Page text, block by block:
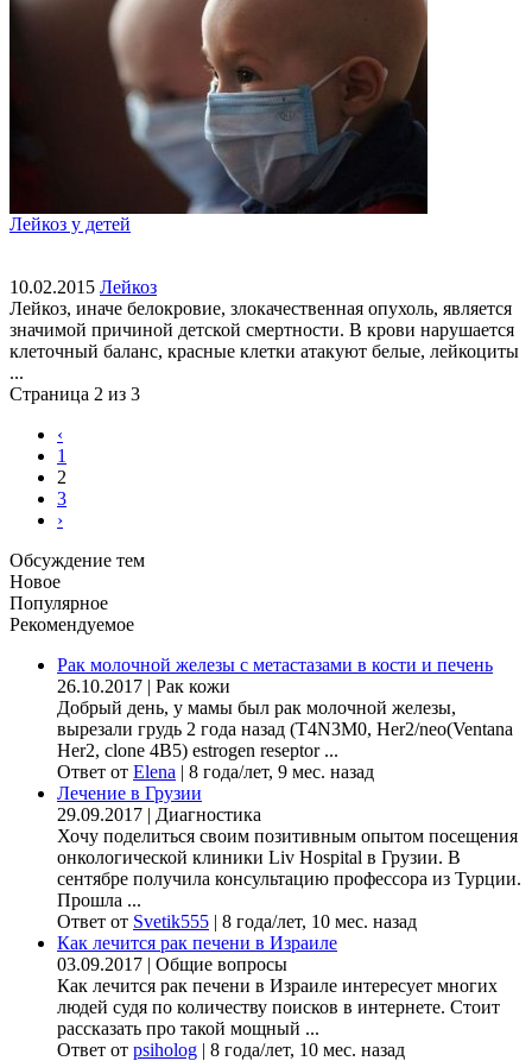
Лейкоз у детей
10.02.2015 Лейкоз
Лейкоз, иначе белокровие, злокачественная опухоль, является
значимой причиной детской смертности. В крови нарушается
клеточный баланс, красные клетки атакуют белые, лейкоциты
...
Страница 2 из 3
‹
1
2
3
›
Обсуждение тем
Новое
Популярное
Рекомендуемое
Рак молочной железы с метастазами в кости и печень
26.10.2017 | Рак кожи
Добрый день, у мамы был рак молочной железы,
вырезали грудь 2 года назад (Т4N3M0, Her2/neo(Ventana
Her2, clone 4B5) estrogen reseptor ...
Ответ от Elena | 8 года/лет, 9 мес. назад
Лечение в Грузии
29.09.2017 | Диагностика
Хочу поделиться своим позитивным опытом посещения
онкологической клиники Liv Hospital в Грузии. В
сентябре получила консультацию профессора из Турции.
Прошла ...
Ответ от Svetik555 | 8 года/лет, 10 мес. назад
Как лечится рак печени в Израиле
03.09.2017 | Общие вопросы
Как лечится рак печени в Израиле интересует многих
людей судя по количеству поисков в интернете. Стоит
рассказать про такой мощный ...
Ответ от psiholog | 8 года/лет, 10 мес. назад